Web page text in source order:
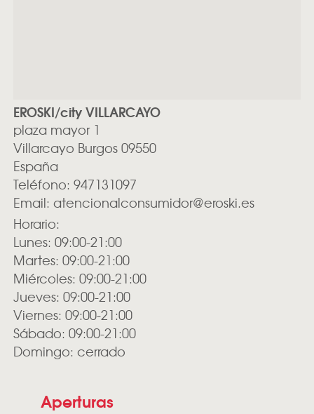
EROSKI/city VILLARCAYO
plaza mayor 1
Villarcayo Burgos09550
España
Teléfono: 947131097
Email: atencionalconsumidor@eroski.es
Horario:
Lunes: 09:00-21:00
Martes: 09:00-21:00
Miércoles: 09:00-21:00
Jueves: 09:00-21:00
Viernes: 09:00-21:00
Sábado: 09:00-21:00
Domingo: cerrado
Aperturas